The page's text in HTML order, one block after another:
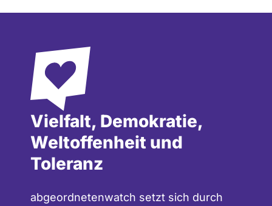
Vielfalt, Demokratie,
Weltoffenheit und
Toleranz
abgeordnetenwatch setzt sich durch